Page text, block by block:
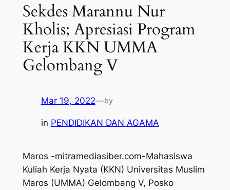
Sekdes Marannu Nur
Kholis; Apresiasi Program
Kerja KKN UMMA
Gelombang V
Mar 19, 2022—by
in PENDIDIKAN DAN AGAMA
Maros -mitramediasiber.com-Mahasiswa
Kuliah Kerja Nyata (KKN) Universitas Muslim
Maros (UMMA) Gelombang V, Posko